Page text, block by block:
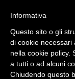
Informativa
Questo sito o gli
di cookie necessari
nella cookie policy.
a tutti o ad alcuni
Chiudendo questo